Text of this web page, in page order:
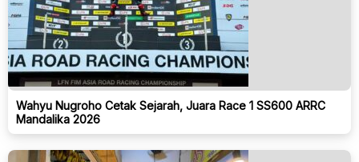
Wahyu Nugroho Cetak Sejarah, Juara Race 1 SS600 ARRC
Mandalika 2026